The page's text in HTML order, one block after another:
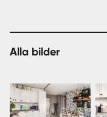
Alla bilder